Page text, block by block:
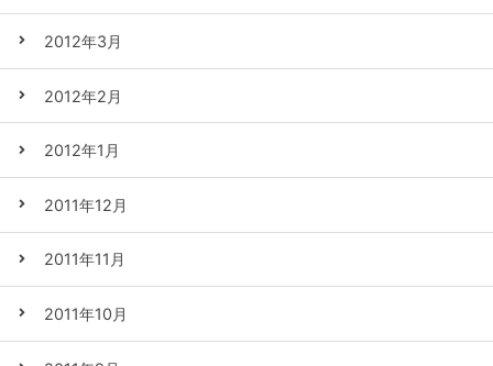
2012年3月
2012年2月
2012年1月
2011年12月
2011年11月
2011年10月